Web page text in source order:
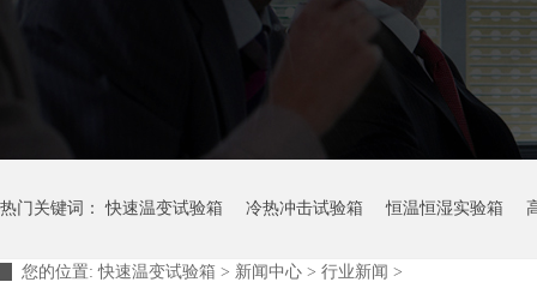
热门关键词：快速温变试验箱 冷热冲击试验箱 恒温恒湿实验箱
您的位置:快速温变试验箱 > 新闻中心 > 行业新闻 >